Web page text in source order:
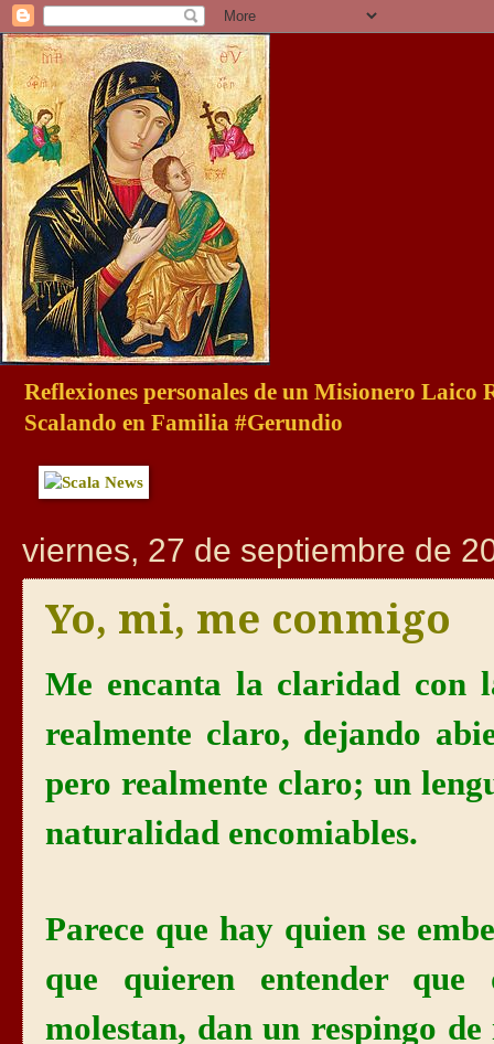
Reflexiones personales de un Misionero Laico
Scalando en Familia #Gerundio
viernes, 27 de septiembre de
Yo, mi, me conmigo
Me encanta la claridad con
realmente claro, dejando
pero realmente claro; un
naturalidad encomiables.
Parece que hay quien se
que quieren entender
molestan, dan un respingo